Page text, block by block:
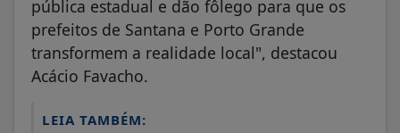
pública estadual e dão fôlego para que os
prefeitos de Santana e Porto Grande
transformem a realidade local", destacou
Acácio Favacho.
LEIA TAMBÉM: